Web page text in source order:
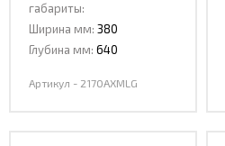
габариты:
Ширина мм: 380
Глубина мм: 640
Артикул - 2170AXMLG